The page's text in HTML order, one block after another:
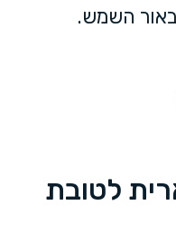
השמש.
לטובת